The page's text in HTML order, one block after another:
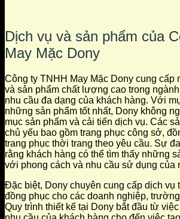
Dịch vụ và sản phẩm của
May Mặc Dony
Công ty TNHH May Mặc Dony cung cấp
và sản phẩm chất lượng cao trong
nhu cầu đa dạng của khách hàng. Với
những sản phẩm tốt nhất, Dony không
mục sản phẩm và cải tiến dịch vụ. Các
chủ yếu bao gồm trang phục công sở,
trang phục thời trang theo yêu cầu. Sự
rằng khách hàng có thể tìm thấy những
với phong cách và nhu cầu sử dụng của
Đặc biệt, Dony chuyên cung cấp dịch vụ
đồng phục cho các doanh nghiệp,
Quy trình thiết kế tại Dony bắt đầu từ